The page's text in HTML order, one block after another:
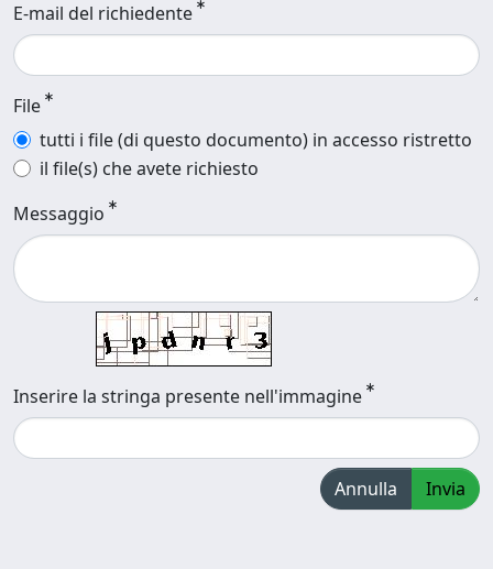
E-mail del richiedente
File
tutti i file (di questo documento) in accesso ristretto
il file(s) che avete richiesto
Messaggio
Inserire la stringa presente nell'immagine
Annulla Invia